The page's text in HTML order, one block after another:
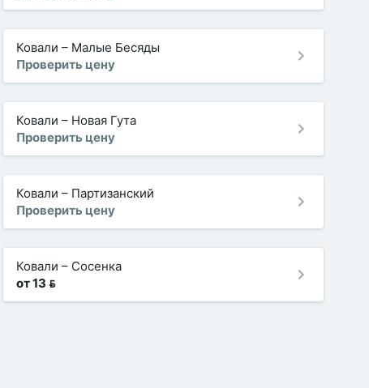
Ковали – Малые Бесяды
Проверить цену
Ковали – Новая Гута
Проверить цену
Ковали – Партизанский
Проверить цену
Ковали – Сосенка
от 13 